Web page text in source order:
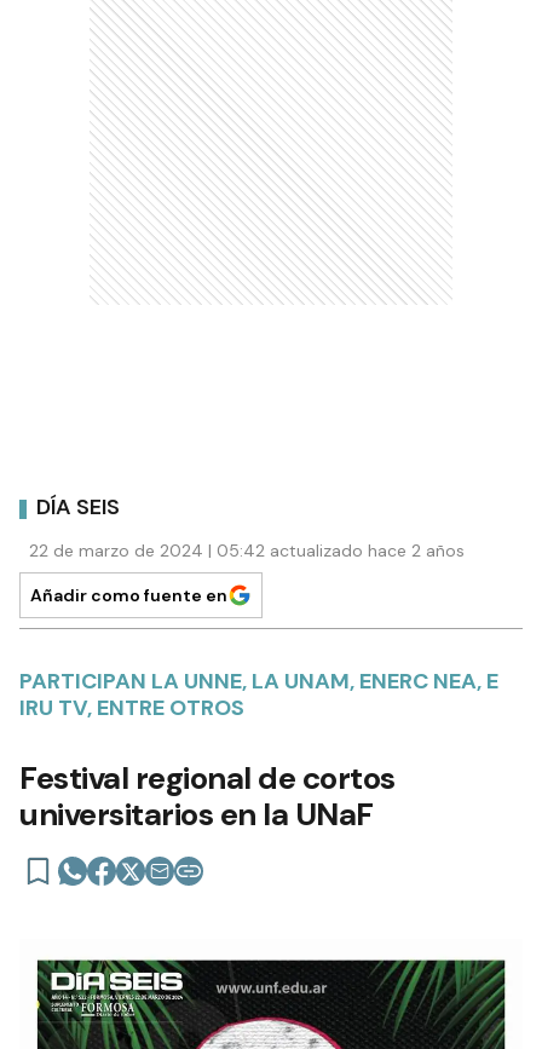
DÍA SEIS
22 de marzo de 2024 | 05:42 actualizado hace 2 años
Añadir como fuente en
PARTICIPAN LA UNNE, LA UNAM, ENERC NEA, E
IRU TV, ENTRE OTROS
Festival regional de cortos
universitarios en la UNaF